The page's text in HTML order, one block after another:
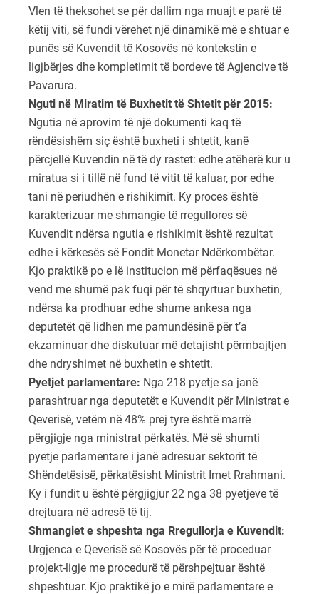
Vlen të theksohet se për dallim nga muajt e parë të
këtij viti, së fundi vërehet një dinamikë më e shtuar e
punës së Kuvendit të Kosovës në kontekstin e
ligjbërjes dhe kompletimit të bordeve të Agjencive të
Pavarura.
Nguti në Miratim të Buxhetit të Shtetit për 2015:
Ngutia në aprovim të një dokumenti kaq të
rëndësishëm siç është buxheti i shtetit, kanë
përcjellë Kuvendin në të dy rastet: edhe atëherë kur u
miratua si i tillë në fund të vitit të kaluar, por edhe
tani në periudhën e rishikimit. Ky proces është
karakterizuar me shmangie të rregullores së
Kuvendit ndërsa ngutia e rishikimit është rezultat
edhe i kërkesës së Fondit Monetar Ndërkombëtar.
Kjo praktikë po e lë institucion më përfaqësues në
vend me shumë pak fuqi për të shqyrtuar buxhetin,
ndërsa ka prodhuar edhe shume ankesa nga
deputetët që lidhen me pamundësinë për t’a
ekzaminuar dhe diskutuar më detajisht përmbajtjen
dhe ndryshimet në buxhetin e shtetit.
Pyetjet parlamentare: Nga 218 pyetje sa janë
parashtruar nga deputetët e Kuvendit për Ministrat e
Qeverisë, vetëm në 48% prej tyre është marrë
përgjigje nga ministrat përkatës. Më së shumti
pyetje parlamentare i janë adresuar sektorit të
Shëndetësisë, përkatësisht Ministrit Imet Rrahmani.
Ky i fundit u është përgjigjur 22 nga 38 pyetjeve të
drejtuara në adresë të tij.
Shmangiet e shpeshta nga Rregullorja e Kuvendit:
Urgjenca e Qeverisë së Kosovës për të proceduar
projekt-ligje me procedurë të përshpejtuar është
shpeshtuar. Kjo praktikë jo e mirë parlamentare e